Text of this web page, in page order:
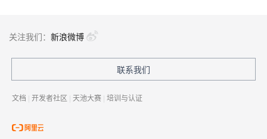
关注我们： 新浪微博
联系我们
文档 | 开发者社区 | 天池大赛 | 培训与认证